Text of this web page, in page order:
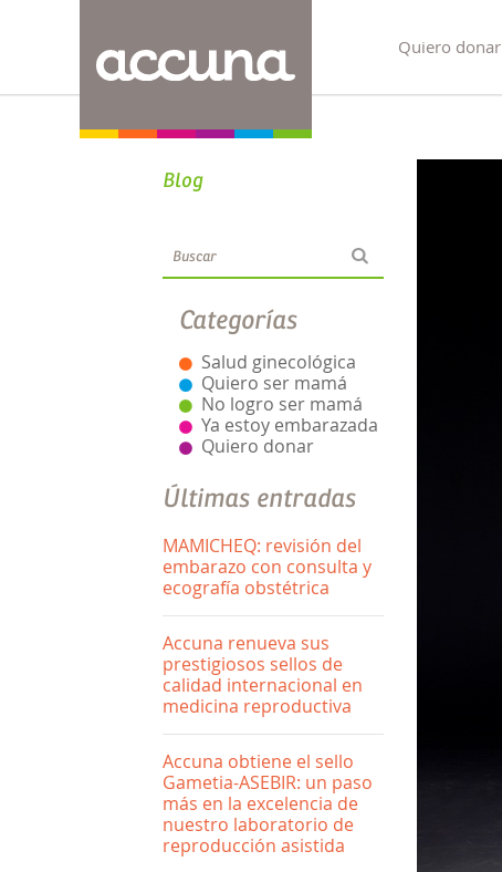
Quiero donar
Blog
Categorías
Salud ginecológica
Quiero ser mamá
No logro ser mamá
Ya estoy embarazada
Quiero donar
Últimas entradas
MAMICHEQ: revisión del
embarazo con consulta y
ecografía obstétrica
Accuna renueva sus
prestigiosos sellos de
calidad internacional en
medicina reproductiva
Accuna obtiene el sello
Gametia-ASEBIR: un paso
más en la excelencia de
nuestro laboratorio de
reproducción asistida